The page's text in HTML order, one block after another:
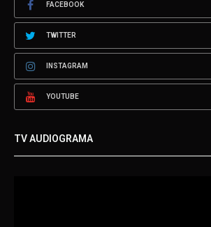
FACEBOOK
TWITTER
INSTAGRAM
YOUTUBE
TV AUDIOGRAMA